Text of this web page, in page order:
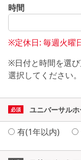
時間
※定休日: 毎週火
※日付と時間を選
選択してください。
ユニバーサル
有(1年以内)